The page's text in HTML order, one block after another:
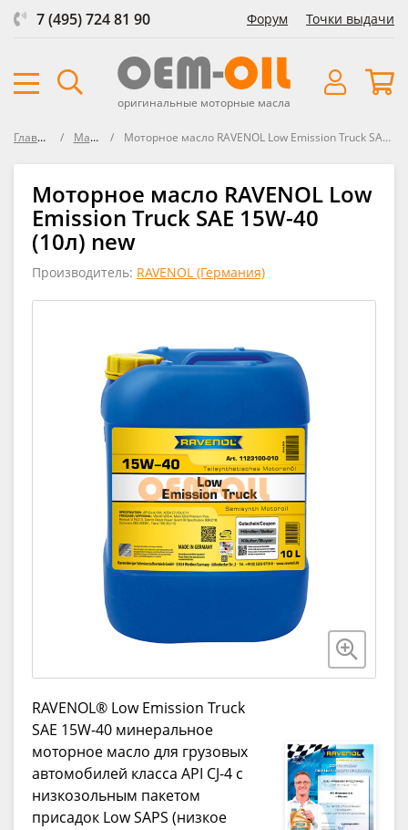
7 (495) 724 81 90 Форум Точки выдачи
оригинальные моторные масла
Главная Масла Моторное масло RAVENOL Low Emission Truck SAE 15W-40
Моторное масло RAVENOL Low
Emission Truck SAE 15W-40
(10л) new
Производитель: RAVENOL (Германия)
RAVENOL® Low Emission Truck
SAE 15W-40 минеральное
моторное масло для грузовых
автомобилей класса API CJ-4 с
низкозольным пакетом
присадок Low SAPS (низкое